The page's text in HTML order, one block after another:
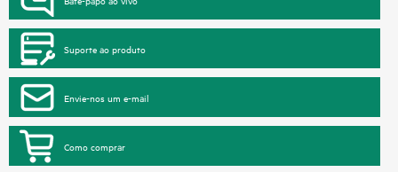
Suporte ao produto
Envie-nos um e-mail
Como comprar